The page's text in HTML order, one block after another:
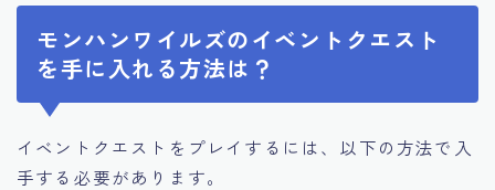
モンハンワイルズのイベントクエスト
を手に入れる方法は？
イベントクエストをプレイするには、以下の方法で入
手する必要があります。